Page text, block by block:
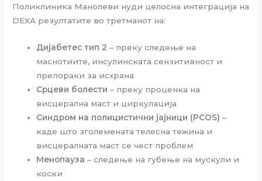
Поликлиника Манолеви нуди целосна интеграција на
DEXA резултатите во третманот на:
Дијабетес тип 2 – преку следење на
маснотиите, инсулинската сензитивност и
препораки за исхрана
Срцеви болести – преку проценка на
висцерална маст и циркулација
Синдром на полицистични јајници (PCOS) –
каде што зголемената телесна тежина и
висцералната маст се чест проблем
Менопауза – следење на губење на мускули и
коски